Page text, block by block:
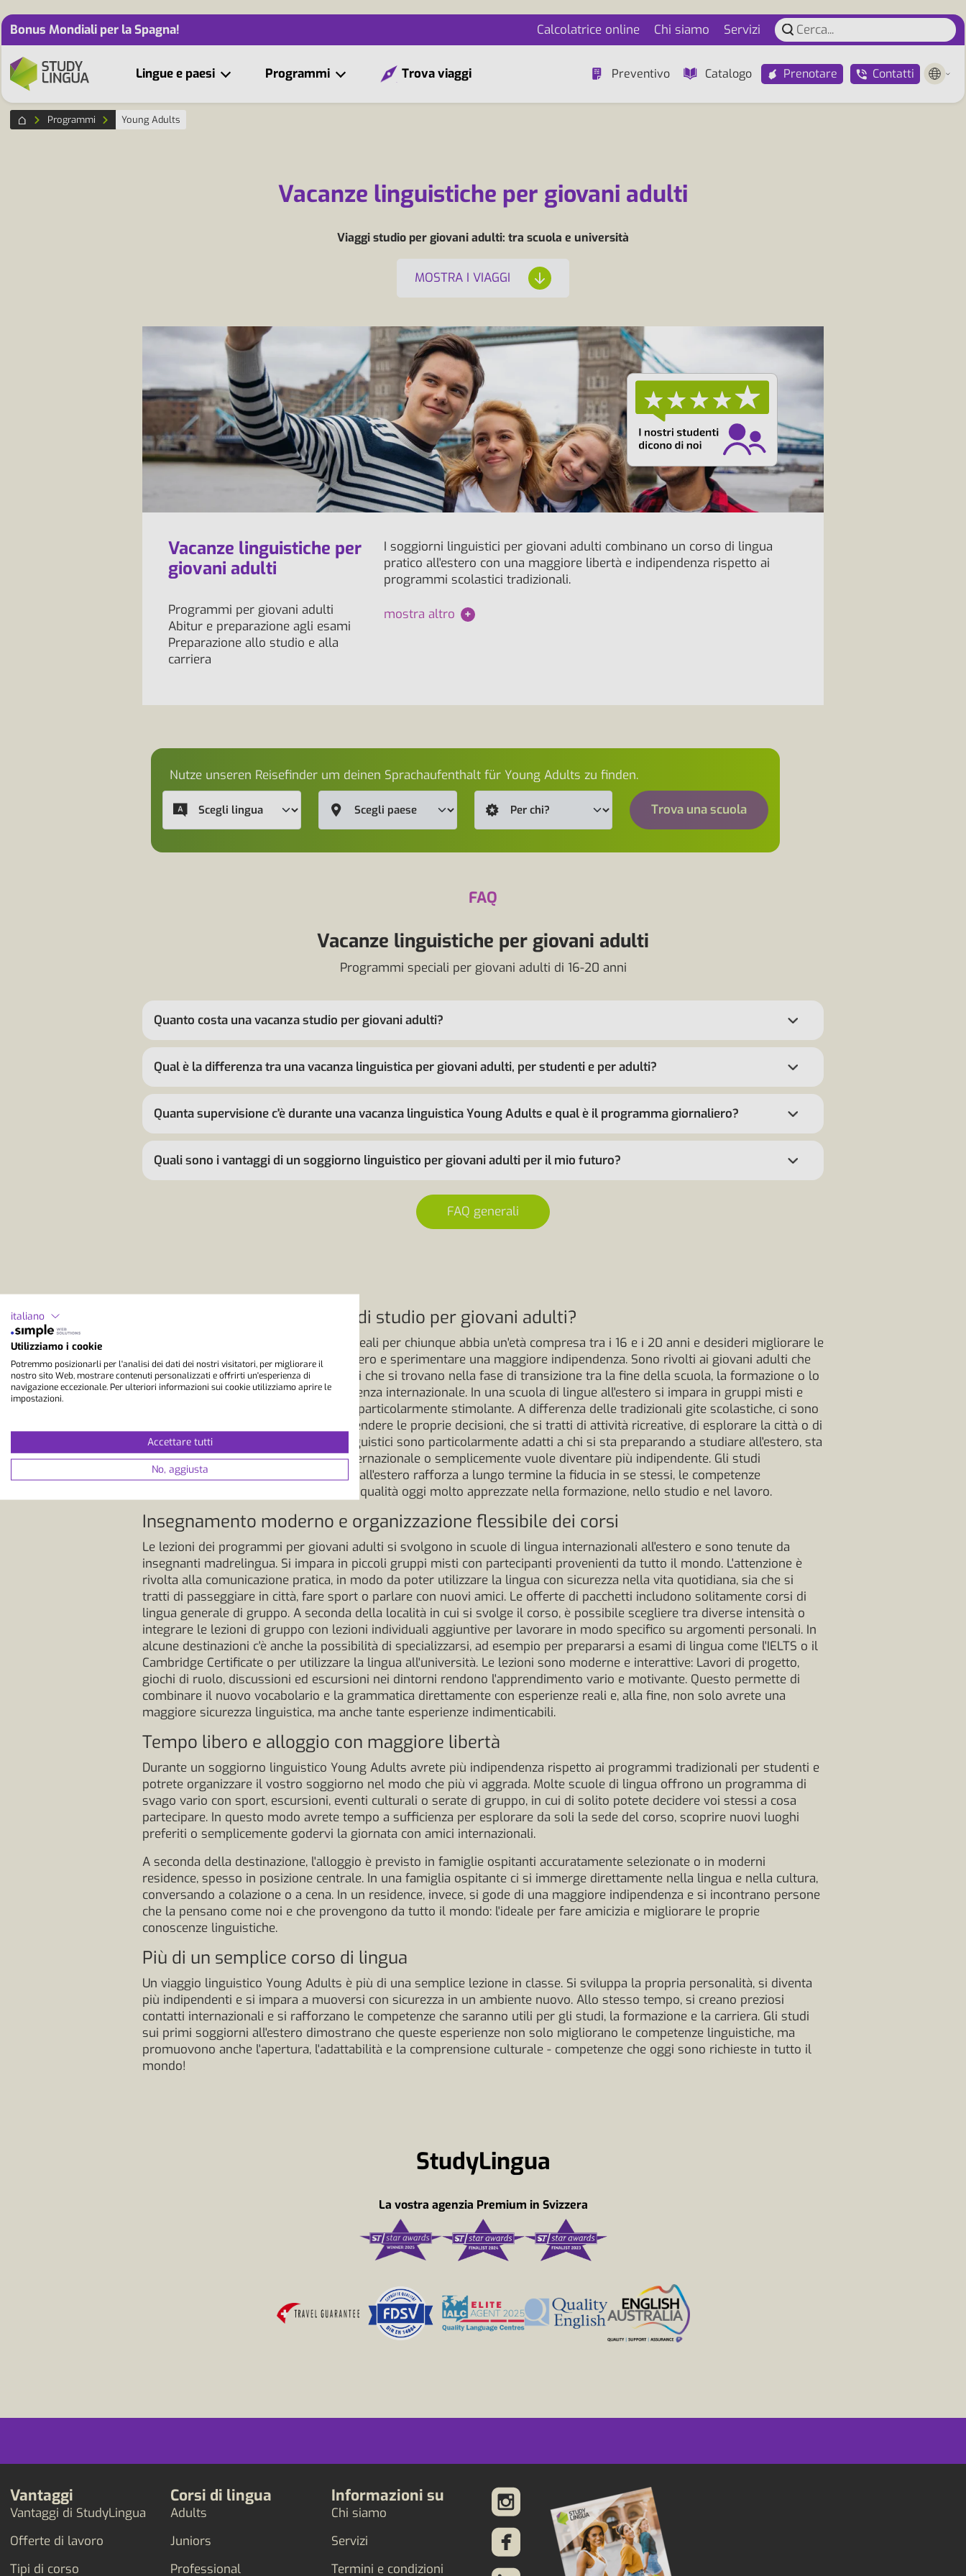
Bonus Mondiali per la Spagna! Calcolatrice online Chi siamo Servizi
Lingue e paesi Programmi Trova viaggi Preventivo Catalogo Prenotare Contatti
Programmi Young Adults
Vacanze linguistiche per giovani adulti
Viaggi studio per giovani adulti: tra scuola e università
MOSTRA I VIAGGI
Vacanze linguistiche per
giovani adulti
Programmi per giovani adulti
Abitur e preparazione agli esami
Preparazione allo studio e alla
carriera
I soggiorni linguistici per giovani adulti combinano un corso di lingua
pratico all'estero con una maggiore libertà e indipendenza rispetto ai
programmi scolastici tradizionali.
mostra altro +
Nutze unseren Reisefinder um deinen Sprachaufenthalt für Young Adults zu finden.
Trova una scuola
FAQ
Vacanze linguistiche per giovani adulti
Programmi speciali per giovani adulti di 16-20 anni
Quanto costa una vacanza studio per giovani adulti?
Qual è la differenza tra una vacanza linguistica per giovani adulti, per studenti e per adulti?
Quanta supervisione c'è durante una vacanza linguistica Young Adults e qual è il programma giornaliero?
Quali sono i vantaggi di un soggiorno linguistico per giovani adulti per il mio futuro?
FAQ generali
Per chi è adatto un viaggio di studio per giovani adulti?
I programmi per giovani adulti sono ideali per chiunque abbia un'età compresa tra i 16 e i 20 anni e desideri migliorare le
proprie competenze linguistiche all'estero e sperimentare una maggiore indipendenza. Sono rivolti ai giovani adulti che
frequentano ancora la scuola e a quelli che si trovano nella fase di transizione tra la fine della scuola, la formazione o lo
studio e che desiderano fare un'esperienza internazionale. In una scuola di lingue all'estero si impara in gruppi misti e
internazionali, il che rende lo scambio particolarmente stimolante. A differenza delle tradizionali gite scolastiche, ci sono
meno direttive fisse e più libertà di prendere le proprie decisioni, che si tratti di attività ricreative, di esplorare la città o di
creare nuovi contatti. Questi viaggi linguistici sono particolarmente adatti a chi si sta preparando a studiare all'estero, sta
pianificando di iniziare una carriera internazionale o semplicemente vuole diventare più indipendente. Gli studi
dimostrano che una prima esperienza all'estero rafforza a lungo termine la fiducia in se stessi, le competenze
linguistiche e le capacità interculturali, qualità oggi molto apprezzate nella formazione, nello studio e nel lavoro.
Insegnamento moderno e organizzazione flessibile dei corsi
Le lezioni dei programmi per giovani adulti si svolgono in scuole di lingua internazionali all'estero e sono tenute da
insegnanti madrelingua. Si impara in piccoli gruppi misti con partecipanti provenienti da tutto il mondo. L'attenzione è
rivolta alla comunicazione pratica, in modo da poter utilizzare la lingua con sicurezza nella vita quotidiana, sia che si
tratti di passeggiare in città, fare sport o parlare con nuovi amici. Le offerte di pacchetti includono solitamente corsi di
lingua generale di gruppo. A seconda della località in cui si svolge il corso, è possibile scegliere tra diverse intensità o
integrare le lezioni di gruppo con lezioni individuali aggiuntive per lavorare in modo specifico su argomenti personali. In
alcune destinazioni c'è anche la possibilità di specializzarsi, ad esempio per prepararsi a esami di lingua come l'IELTS o il
Cambridge Certificate o per utilizzare la lingua all'università. Le lezioni sono moderne e interattive: Lavori di progetto,
giochi di ruolo, discussioni ed escursioni nei dintorni rendono l'apprendimento vario e motivante. Questo permette di
combinare il nuovo vocabolario e la grammatica direttamente con esperienze reali e, alla fine, non solo avrete una
maggiore sicurezza linguistica, ma anche tante esperienze indimenticabili.
Tempo libero e alloggio con maggiore libertà
Durante un soggiorno linguistico Young Adults avrete più indipendenza rispetto ai programmi tradizionali per studenti e
potrete organizzare il vostro soggiorno nel modo che più vi aggrada. Molte scuole di lingua offrono un programma di
svago vario con sport, escursioni, eventi culturali o serate di gruppo, in cui di solito potete decidere voi stessi a cosa
partecipare. In questo modo avrete tempo a sufficienza per esplorare da soli la sede del corso, scoprire nuovi luoghi
preferiti o semplicemente godervi la giornata con amici internazionali.
A seconda della destinazione, l'alloggio è previsto in famiglie ospitanti accuratamente selezionate o in moderni
residence, spesso in posizione centrale. In una famiglia ospitante ci si immerge direttamente nella lingua e nella cultura,
conversando a colazione o a cena. In un residence, invece, si gode di una maggiore indipendenza e si incontrano persone
che la pensano come noi e che provengono da tutto il mondo: l'ideale per fare amicizia e migliorare le proprie
conoscenze linguistiche.
Più di un semplice corso di lingua
Un viaggio linguistico Young Adults è più di una semplice lezione in classe. Si sviluppa la propria personalità, si diventa
più indipendenti e si impara a muoversi con sicurezza in un ambiente nuovo. Allo stesso tempo, si creano preziosi
contatti internazionali e si rafforzano le competenze che saranno utili per gli studi, la formazione e la carriera. Gli studi
sui primi soggiorni all'estero dimostrano che queste esperienze non solo migliorano le competenze linguistiche, ma
promuovono anche l'apertura, l'adattabilità e la comprensione culturale - competenze che oggi sono richieste in tutto il
mondo!
StudyLingua
La vostra agenzia Premium in Svizzera
Vantaggi
Vantaggi di StudyLingua
Offerte di lavoro
Tipi di corso
Corsi di lingua
Adults
Juniors
Professional
Informazioni su
Chi siamo
Servizi
Termini e condizioni
italiano
Utilizziamo i cookie
Potremmo posizionarli per l'analisi dei dati dei nostri visitatori, per migliorare il
nostro sito Web, mostrare contenuti personalizzati e offrirti un'esperienza di
navigazione eccezionale. Per ulteriori informazioni sui cookie utilizziamo aprire le
impostazioni.
Accettare tutti
No, aggiusta